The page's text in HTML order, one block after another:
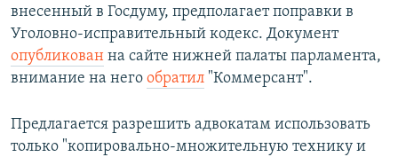
внесенный в Госдуму, предполагает поправки в
Уголовно-исправительный кодекс. Документ
опубликован на сайте нижней палаты парламента,
внимание на него обратил "Коммерсант".
Предлагается разрешить адвокатам использовать
только "копировально-множительную технику и